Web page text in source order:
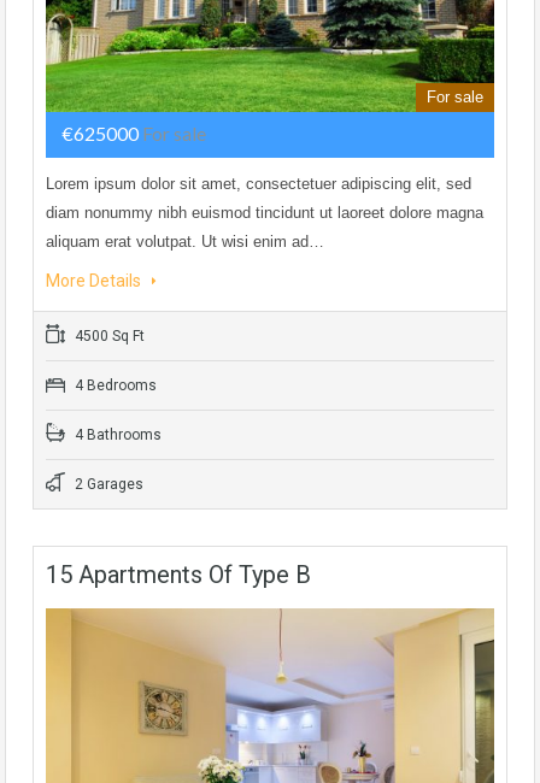
For sale
€625000 For sale
Lorem ipsum dolor sit amet, consectetuer adipiscing elit, sed
diam nonummy nibh euismod tincidunt ut laoreet dolore magna
aliquam erat volutpat. Ut wisi enim ad…
More Details
4500 Sq Ft
4 Bedrooms
4 Bathrooms
2 Garages
15 Apartments Of Type B